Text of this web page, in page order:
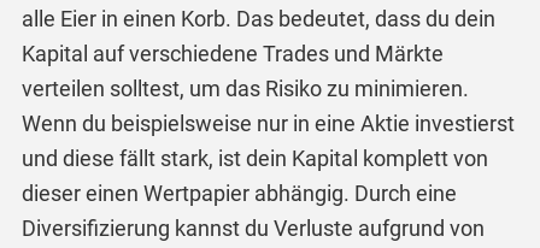
alle Eier in einen Korb. Das bedeutet, dass du dein
Kapital auf verschiedene Trades und Märkte
verteilen solltest, um das Risiko zu minimieren.
Wenn du beispielsweise nur in eine Aktie investierst
und diese fällt stark, ist dein Kapital komplett von
dieser einen Wertpapier abhängig. Durch eine
Diversifizierung kannst du Verluste aufgrund von